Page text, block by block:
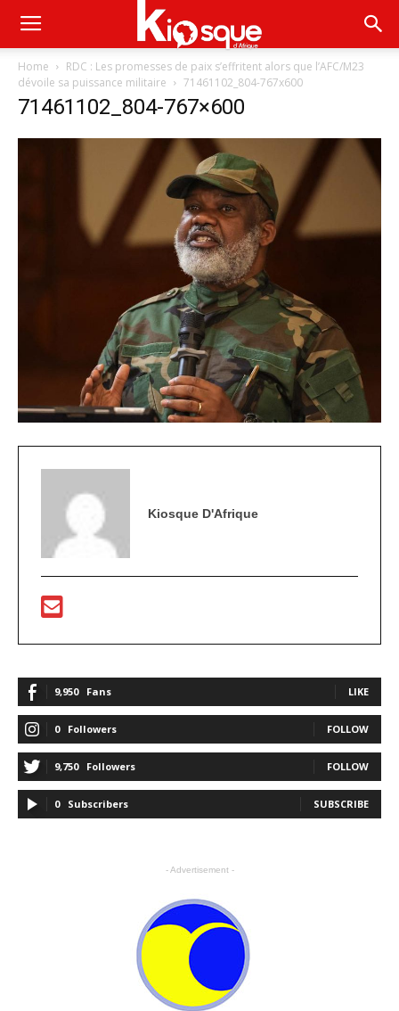
Home
RDC : Les promesses de paix s’effritent alors que l’AFC/M23
dévoile sa puissance militaire
71461102_804-767x600
71461102_804-767×600
Kiosque D'Afrique
9,950 Fans LIKE
0 Followers FOLLOW
9,750 Followers FOLLOW
0 Subscribers SUBSCRIBE
- Advertisement -